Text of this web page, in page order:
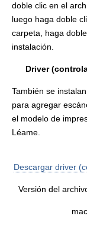
doble clic en el
luego haga doble
carpeta, haga
instalación.
Driver
También se
para agregar
el modelo de
Léame.
Descargar driver
Versión del